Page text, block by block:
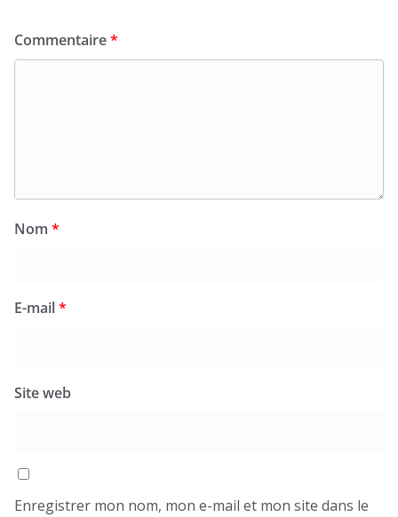
Commentaire*
Nom *
E-mail*
Site web
Enregistrer mon nom, mon e-mail et mon site dans le